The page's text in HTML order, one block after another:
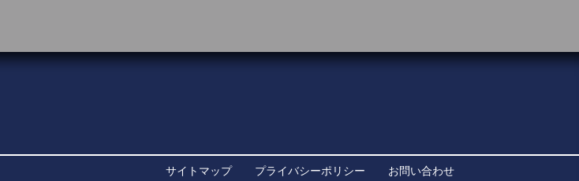
サイトマップ プライバシーポリシー お問い合わせ